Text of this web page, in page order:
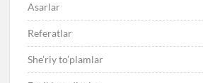
Asarlar
Referatlar
She’riy to’plamlar